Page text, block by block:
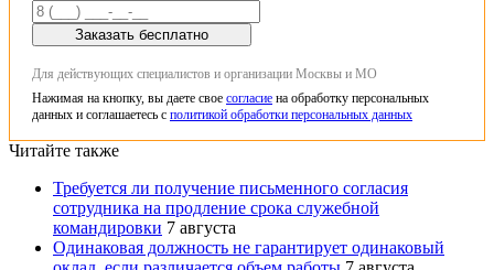
Заказать бесплатно
Для действующих специалистов и организации Москвы и МО
Нажимая на кнопку, вы даете свое согласие на обработку персональных
данных и соглашаетесь с политикой обработки персональных данных
Читайте также
Требуется ли получение письменного согласия
сотрудника на продление срока служебной
командировки 7 августа
Одинаковая должность не гарантирует одинаковый